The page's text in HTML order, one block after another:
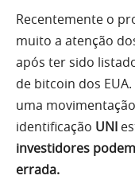
Recentemente o
muito a atenção
após ter sido
de bitcoin dos
uma
identificação UNI
investidores
errada.